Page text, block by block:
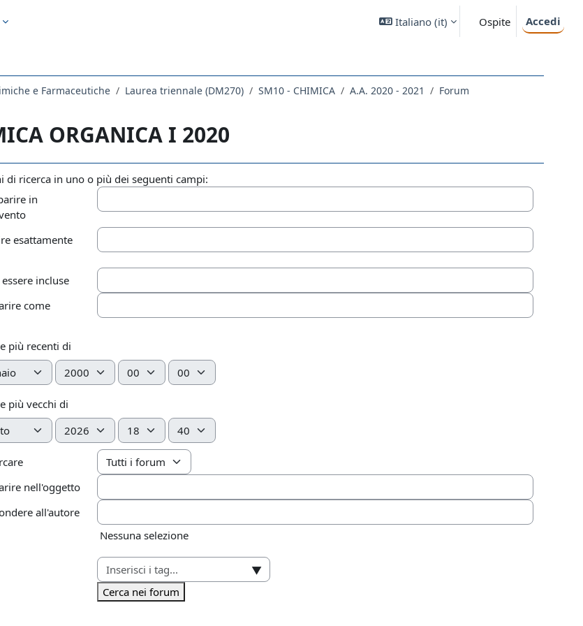
Italiano ‎(it)‎ Ospite Accedi
e Farmaceutiche Laurea triennale (DM270) SM10 - CHIMICA A.A. 2020 - 2021
Forum
ORGANICA I 2020
di ricerca in uno o più dei seguenti campi:
in
esattamente
incluse
come
più recenti di
Anno Ora Minuto
più vecchi di
Anno Ora Minuto
nell'oggetto
all'autore
Elementi selezionati:
Nessuna selezione
▼
Cerca nei forum